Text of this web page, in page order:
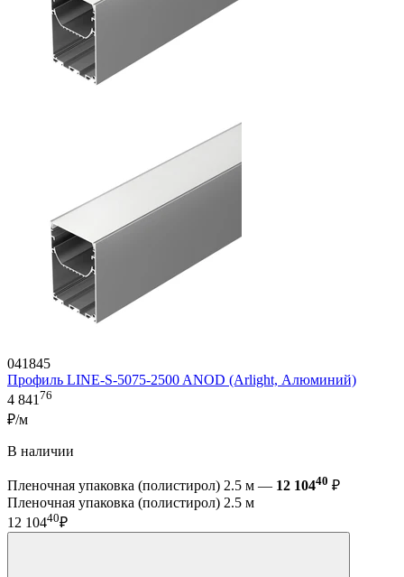
041845
Профиль LINE-S-5075-2500 ANOD (Arlight, Алюминий)
4 84176
₽/м
В наличии
Пленочная упаковка (полистирол) 2.5 м — 12 10440 ₽
Пленочная упаковка (полистирол) 2.5 м
12 10440₽